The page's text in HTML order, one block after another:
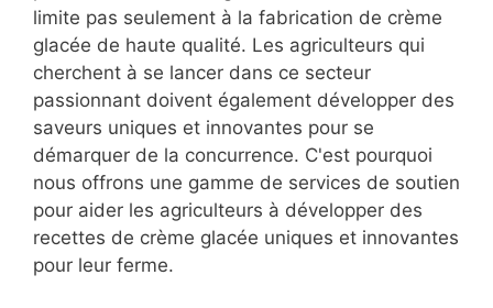
limite pas seulement à la fabrication de crème
glacée de haute qualité. Les agriculteurs qui
cherchent à se lancer dans ce secteur
passionnant doivent également développer des
saveurs uniques et innovantes pour se
démarquer de la concurrence. C'est pourquoi
nous offrons une gamme de services de soutien
pour aider les agriculteurs à développer des
recettes de crème glacée uniques et innovantes
pour leur ferme.